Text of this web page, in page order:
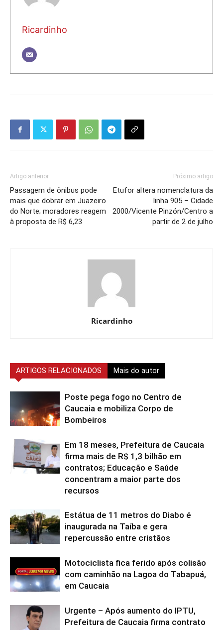
Ricardinho
Artigo anterior
Passagem de ônibus pode
mais que dobrar em Juazeiro
do Norte; moradores reagem
à proposta de R$ 6,23
Próximo artigo
Etufor altera nomenclatura da
linha 905 – Cidade
2000/Vicente Pinzón/Centro a
partir de 2 de julho
Ricardinho
ARTIGOS RELACIONADOS Mais do autor
Poste pega fogo no Centro de
Caucaia e mobiliza Corpo de
Bombeiros
Em 18 meses, Prefeitura de Caucaia
firma mais de R$ 1,3 bilhão em
contratos; Educação e Saúde
concentram a maior parte dos
recursos
Estátua de 11 metros do Diabo é
inaugurada na Taíba e gera
repercussão entre cristãos
Motociclista fica ferido após colisão
com caminhão na Lagoa do Tabapuá,
em Caucaia
Urgente – Após aumento do IPTU,
Prefeitura de Caucaia firma contrato